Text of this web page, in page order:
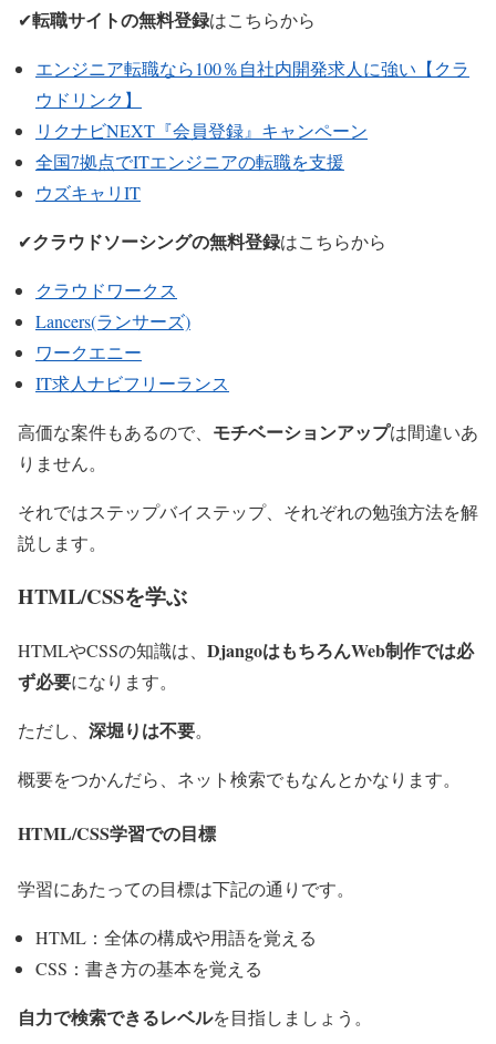
✔転職サイトの無料登録はこちらから
エンジニア転職なら100％自社内開発求人に強い【クラ
ウドリンク】
リクナビNEXT『会員登録』キャンペーン
全国7拠点でITエンジニアの転職を支援
ウズキャリIT
✔クラウドソーシングの無料登録はこちらから
クラウドワークス
Lancers(ランサーズ)
ワークエニー
IT求人ナビフリーランス
高価な案件もあるので、 モチベーションアップは間違いあ
りません。
それではステップバイステップ、それぞれの勉強方法を解
説します。
HTML/CSSを学ぶ
HTMLやCSSの知識は、 DjangoはもちろんWeb制作では必
ず必要になります。
ただし、 深堀りは不要。
概要をつかんだら、ネット検索でもなんとかなります。
HTML/CSS学習での目標
学習にあたっての目標は下記の通りです。
HTML：全体の構成や用語を覚える
CSS：書き方の基本を覚える
自力で検索できるレベルを目指しましょう。